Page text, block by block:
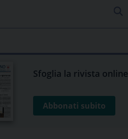
Sfoglia la rivista online
Abbonati subito